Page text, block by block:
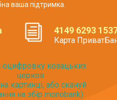
ваша підтримка.
4149 6293
Карта
оцифровку козацьких
церков
картинці, або скануй
на збір monobank):